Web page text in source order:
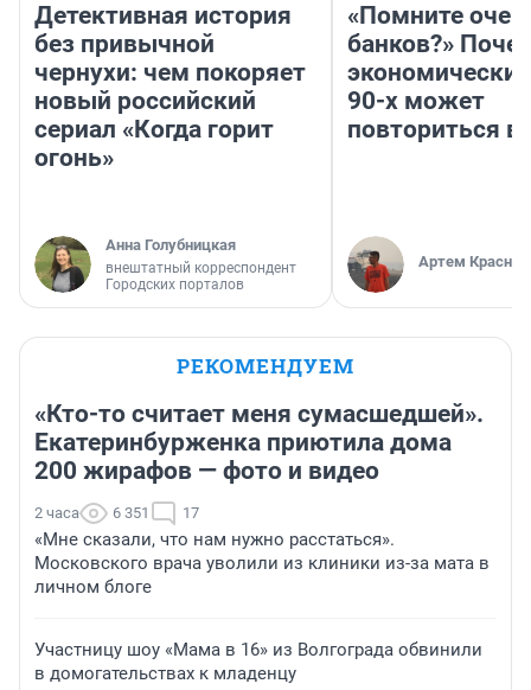
Детективная история
без привычной
чернухи: чем покоряет
новый российский
сериал «Когда горит
огонь»
Анна Голубницкая
внештатный корреспондент
Городских порталов
«Помните
банков?»
90-х может
повториться
Артем Краснов
РЕКОМЕНДУЕМ
«Кто-то считает меня сумасшедшей».
Екатеринбурженка приютила дома
200 жирафов — фото и видео
2 часа 6 351 17
«Мне сказали, что нам нужно расстаться».
Московского врача уволили из клиники из-за мата в
личном блоге
Участницу шоу «Мама в 16» из Волгограда обвинили
в домогательствах к младенцу